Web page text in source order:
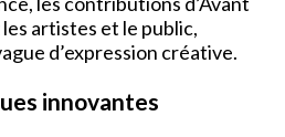
artistes et le public,
d’expression créative.
innovantes